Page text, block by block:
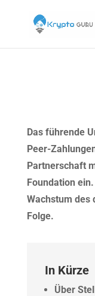
Das führende
Peer-
Partnerschaft
Foundation
Wachstum des
Folge.
In Kürze
Über